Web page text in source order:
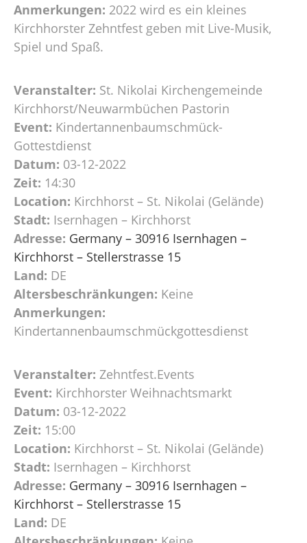
Anmerkungen: 2022 wird es ein kleines
Kirchhorster Zehntfest geben mit Live-Musik,
Spiel und Spaß.
Veranstalter: St. Nikolai Kirchengemeinde
Kirchhorst/Neuwarmbüchen Pastorin
Event: Kindertannenbaumschmück-
Gottestdienst
Datum: 03-12-2022
Zeit: 14:30
Location: Kirchhorst – St. Nikolai (Gelände)
Stadt: Isernhagen – Kirchhorst
Adresse: Germany – 30916 Isernhagen –
Kirchhorst – Stellerstrasse 15
Land: DE
Altersbeschränkungen: Keine
Anmerkungen:
Kindertannenbaumschmückgottesdienst
Veranstalter: Zehntfest.Events
Event: Kirchhorster Weihnachtsmarkt
Datum: 03-12-2022
Zeit: 15:00
Location: Kirchhorst – St. Nikolai (Gelände)
Stadt: Isernhagen – Kirchhorst
Adresse: Germany – 30916 Isernhagen –
Kirchhorst – Stellerstrasse 15
Land: DE